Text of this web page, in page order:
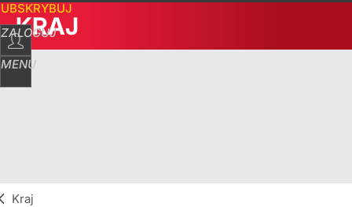
ZALOGUJ
MENU
KRAJ
Kraj